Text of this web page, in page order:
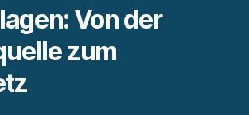
Von der
zum